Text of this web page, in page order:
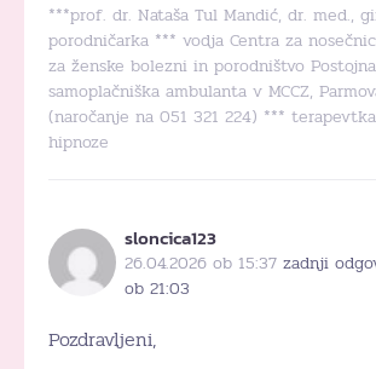
***prof. dr. Nataša Tul Mandić, dr. med.,
porodničarka *** vodja Centra za
za ženske bolezni in porodništvo
samoplačniška ambulanta v MCCZ,
(naročanje na 051 321 224) ***
hipnoze
sloncica123
26.04.2026 ob 15:37 zadnji
ob 21:03
Pozdravljeni,